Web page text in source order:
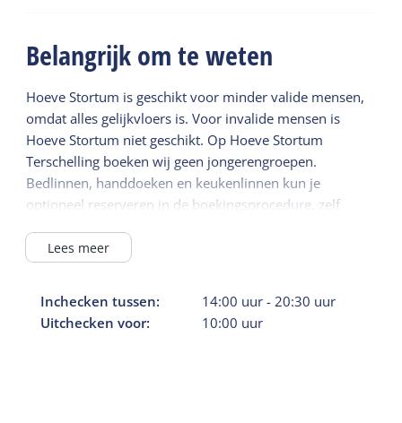
Belangrijk om te weten
Hoeve Stortum is geschikt voor minder valide mensen,
omdat alles gelijkvloers is. Voor invalide mensen is
Hoeve Stortum niet geschikt. Op Hoeve Stortum
Terschelling boeken wij geen jongerengroepen.
Bedlinnen, handdoeken en keukenlinnen kun je
optioneel reserveren in de boekingsprocedure, zelf
eiland.
Lees meer
Inchecken tussen: 14:00 uur -20:30 uur
Uitchecken voor:
10:00 uur